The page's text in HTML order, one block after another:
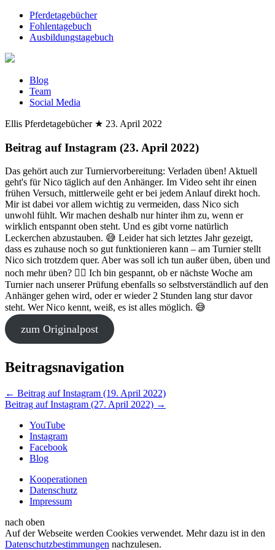
Pferdetagebücher
Fohlentagebuch
Ausbildungstagebuch
Blog
Team
Social Media
Ellis Pferdetagebücher ★ 23. April 2022
Beitrag auf Instagram (23. April 2022)
Das gehört auch zur Turniervorbereitung: Verladen üben! Aktuell
geht's für Nico täglich auf den Anhänger. Im Video seht ihr einen
frühen Versuch, mittlerweile geht er bei jedem Anlauf direkt hoch.
Mir ist dabei vor allem wichtig zu vermeiden, dass Nico sich
unwohl fühlt. Wir machen deshalb nur hinter ihm zu, wenn er
wirklich entspannt oben steht. Und es gibt vorne natürlich
Leckerchen abzustauben. 😅 Leider hat sich letztes Jahr gezeigt,
dass es zuhause noch so gut funktionieren kann – am Turnier stellt
Nico sich trotzdem quer. Aber was soll ich tun außer üben, üben und
noch mehr üben? 🤷‍♀️ Ich bin gespannt, ob er nächste Woche am
Turnier nach unserer Prüfung ebenfalls so selbstverständlich auf den
Anhänger gehen wird, oder er wieder 2 Stunden lang stur davor
steht. Wer Nico kennt, weiß, es ist alles möglich. 😅
zum Originalpost
Beitragsnavigation
← Beitrag auf Instagram (19. April 2022)
Beitrag auf Instagram (27. April 2022) →
YouTube
Instagram
Facebook
Blog
Kooperationen
Datenschutz
Impressum
nach oben
Auf der Webseite werden Cookies verwendet. Mehr dazu ist in den
Datenschutzbestimmungen nachzulesen.